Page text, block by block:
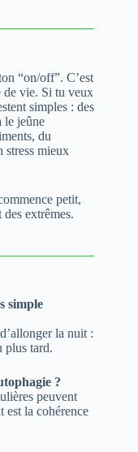
“on/off”. C’est
de vie. Si tu veux
simples : des
le jeûne
du
stress mieux
petit,
extrêmes.
simple
la nuit :
plus tard.
?
peuvent
est la cohérence